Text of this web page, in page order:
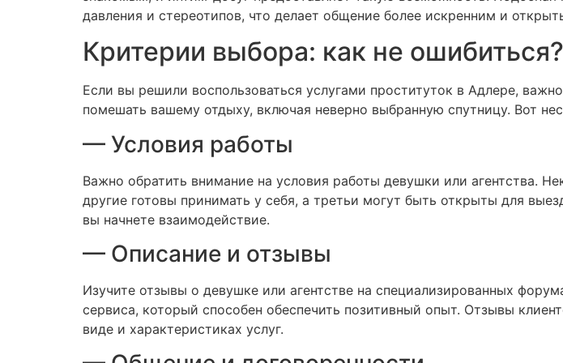
давления и стереотипов, что делает общение более искренним и
Критерии выбора: как не ошибиться?
Если вы решили воспользоваться услугами проституток в Адлере,
помешать вашему отдыху, включая неверно выбранную спутницу. Вот
— Условия работы
Важно обратить внимание на условия работы девушки или агентства.
другие готовы принимать у себя, а третьи могут быть открыты для
вы начнете взаимодействие.
— Описание и отзывы
Изучите отзывы о девушке или агентстве на специализированных
сервиса, который способен обеспечить позитивный опыт. Отзывы
виде и характеристиках услуг.